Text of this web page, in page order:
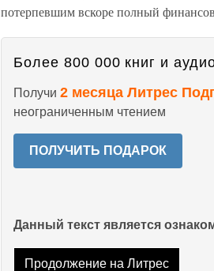
потерпевшим вскоре полный
Более 800 000 книг и
Получи 2 месяца Литрес
неограниченным чтением
ПОЛУЧИТЬ ПОДАРОК
Данный текст является
Продолжение на Литрес